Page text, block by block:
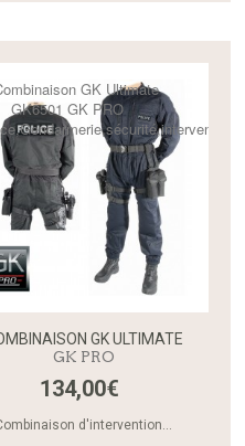
GK ULTIMATE
GK PRO
134,00€
d'intervention...